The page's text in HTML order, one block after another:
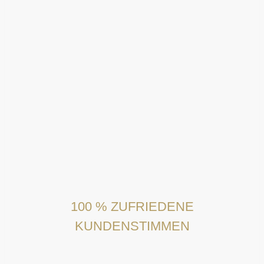
100 % ZUFRIEDENE
KUNDENSTIMMEN